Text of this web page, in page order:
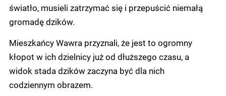
światło, musieli zatrzymać się i przepuścić niemałą
gromadę dzików.
Mieszkańcy Wawra przyznali, że jest to ogromny
kłopot w ich dzielnicy już od dłuższego czasu, a
widok stada dzików zaczyna być dla nich
codziennym obrazem.